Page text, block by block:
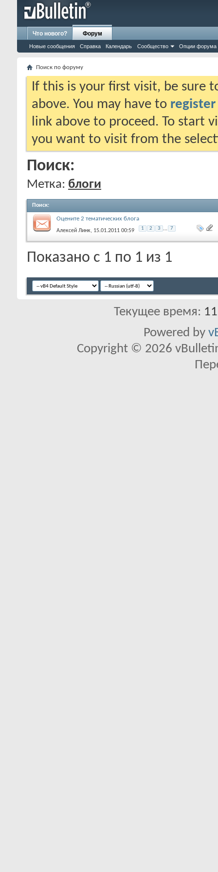
Что нового? Форум
Новые сообщения Справка Календарь Сообщество Опции форума
Поиск по форуму
If this is your first visit, be sure
above. You may have to register
link above to proceed. To start
you want to visit from the
Поиск:
Метка: блоги
Поиск:
Оцените 2 тематических блога
Алексей Линк, 15.01.2011 00:59 1 2 3 ... 7
Показано с 1 по 1 из 1
Текущее время:
Powered by
Copyright © 2026